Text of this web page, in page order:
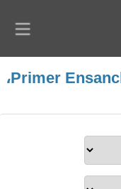
التعارف عبر الإنترنت مجانا Primer Ensanche،